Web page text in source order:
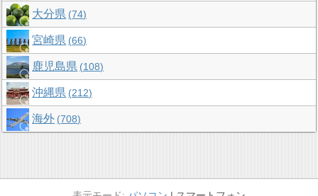
大分県 74
宮崎県 66
鹿児島県 108
沖縄県 212
海外 708